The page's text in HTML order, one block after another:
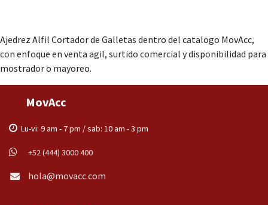
Ajedrez Alfil Cortador de Galletas dentro del catalogo MovAcc,
con enfoque en venta agil, surtido comercial y disponibilidad para
mostrador o mayoreo.
MovAcc
Lu-vi: 9 am - 7 pm / sab: 10 am - 3 pm
+52 (444) 3000 400
hola@movacc.com